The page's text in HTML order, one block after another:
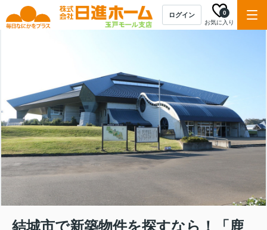
ログイン
お気に入り
0
結城市で新築物件を探すなら！「鹿